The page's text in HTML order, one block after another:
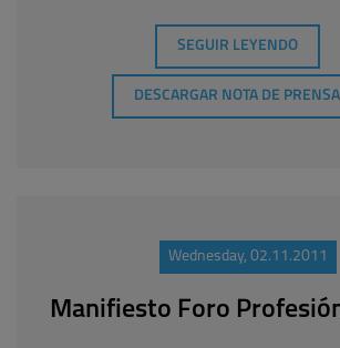
SEGUIR LEYENDO
DESCARGAR NOTA DE PRENSA
Wednesday, 02.11.2011
Manifiesto Foro